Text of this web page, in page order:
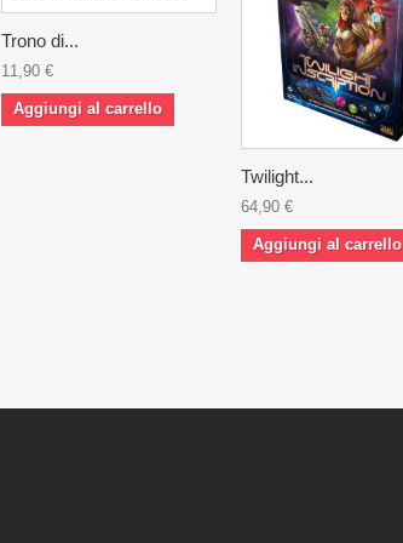
Trono di...
11,90 €
Aggiungi al carrello
Twilight...
64,90 €
Aggiungi al carrello